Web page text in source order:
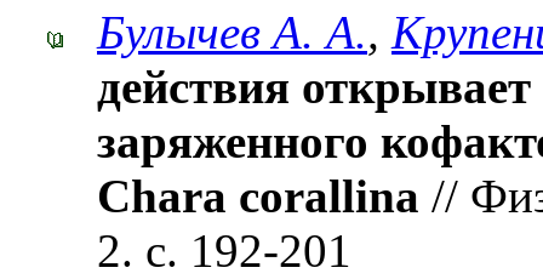
Булычев А. А.,
действия
заряженного
Chara corallina //
2. с. 192-201